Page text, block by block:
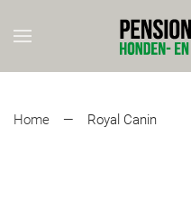
Skip to main content
Home Royal Canin